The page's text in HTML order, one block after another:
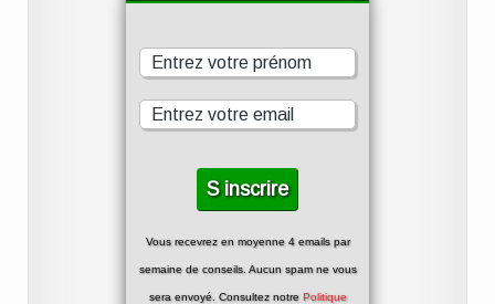
Vous recevrez en moyenne 4 emails par
semaine de conseils. Aucun spam ne vous
sera envoyé. Consultez notre Politique